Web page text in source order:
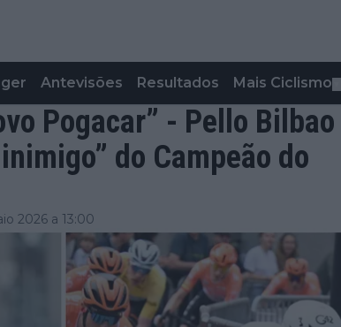
Antevisões Resultados Mais Ciclismo
Pogacar” - Pello
do Campeão do
2026 a 13:00